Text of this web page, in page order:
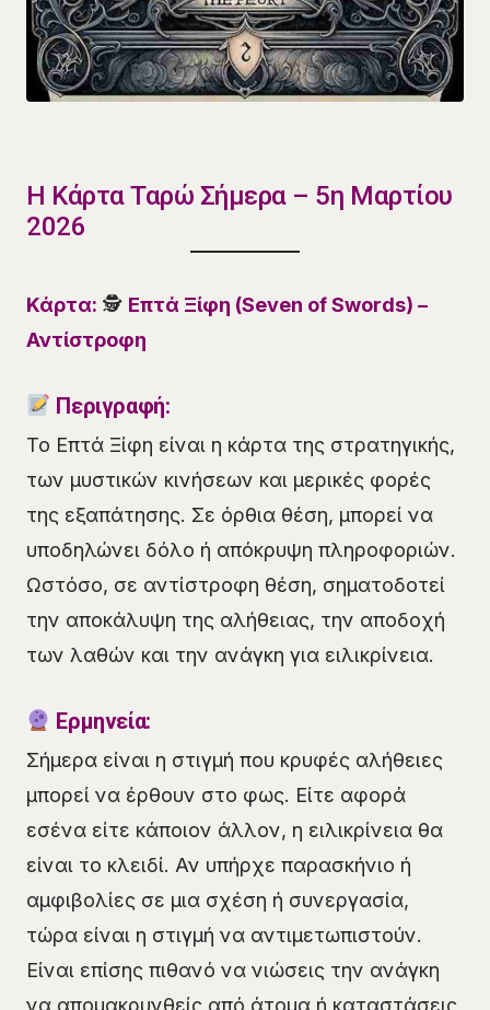
Η Κάρτα Ταρώ Σήμερα – 5η Μαρτίου
2026
Κάρτα: 🕵️ Επτά Ξίφη (Seven of Swords) –
Αντίστροφη
Περιγραφή:
Το Επτά Ξίφη είναι η κάρτα της στρατηγικής,
των μυστικών κινήσεων και μερικές φορές
της εξαπάτησης. Σε όρθια θέση, μπορεί να
υποδηλώνει δόλο ή απόκρυψη πληροφοριών.
Ωστόσο, σε αντίστροφη θέση, σηματοδοτεί
την αποκάλυψη της αλήθειας, την αποδοχή
των λαθών και την ανάγκη για ειλικρίνεια.
Ερμηνεία:
Σήμερα είναι η στιγμή που κρυφές αλήθειες
μπορεί να έρθουν στο φως. Είτε αφορά
εσένα είτε κάποιον άλλον, η ειλικρίνεια θα
είναι το κλειδί. Αν υπήρχε παρασκήνιο ή
αμφιβολίες σε μια σχέση ή συνεργασία,
τώρα είναι η στιγμή να αντιμετωπιστούν.
Είναι επίσης πιθανό να νιώσεις την ανάγκη
να απομακρυνθείς από άτομα ή καταστάσεις